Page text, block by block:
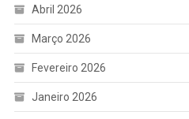
Abril 2026
Março 2026
Fevereiro 2026
Janeiro 2026